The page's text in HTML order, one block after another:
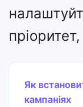
Як
кампаніях